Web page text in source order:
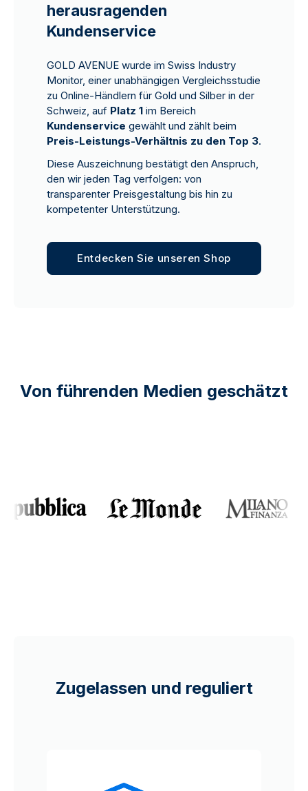
herausragenden
Kundenservice
GOLD AVENUE wurde im Swiss Industry
Monitor, einer unabhängigen Vergleichsstudie
zu Online-Händlern für Gold und Silber in der
Schweiz, auf Platz 1 im Bereich
Kundenservice gewählt und zählt beim
Preis-Leistungs-Verhältnis zu den Top 3.
Diese Auszeichnung bestätigt den Anspruch,
den wir jeden Tag verfolgen: von
transparenter Preisgestaltung bis hin zu
kompetenter Unterstützung.
Entdecken Sie unseren Shop
Von führenden Medien geschätzt
Zugelassen und reguliert